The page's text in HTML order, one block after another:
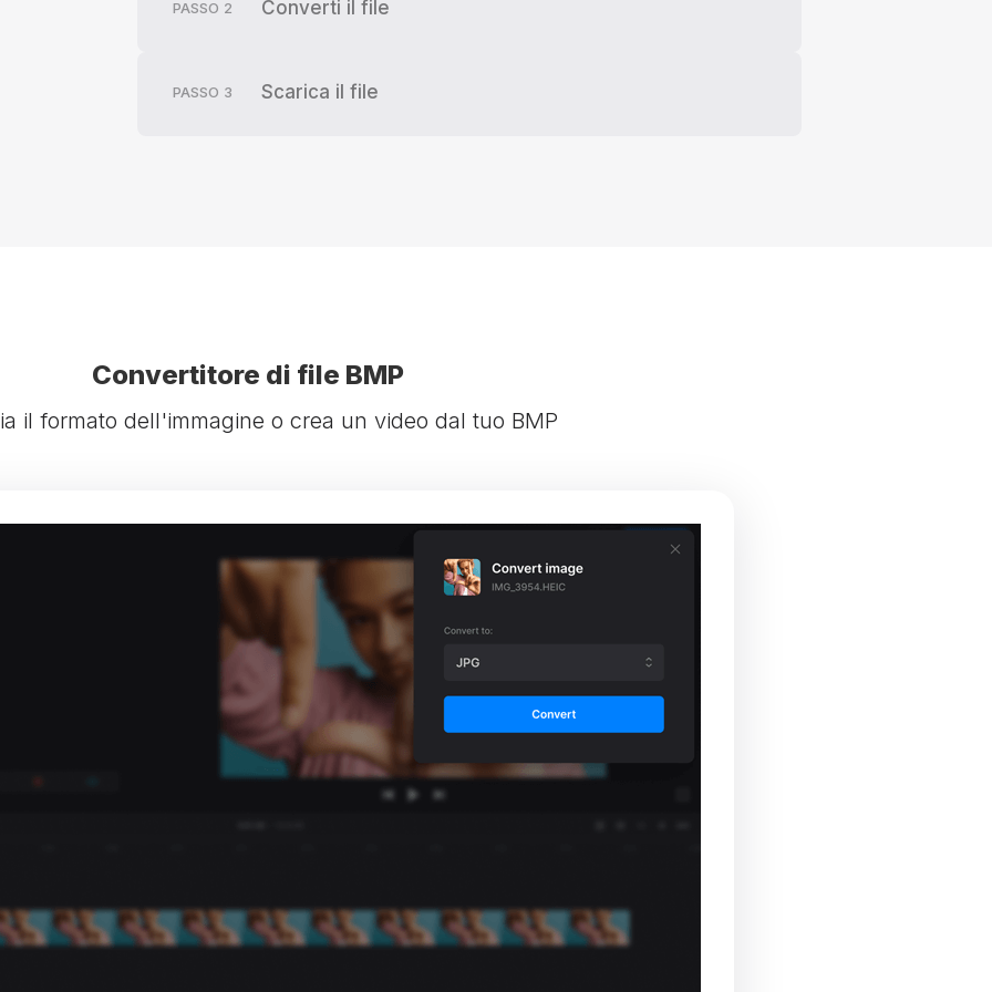
PASSO 2 Converti il file
PASSO 3 Scarica il file
Convertitore di file BMP
il formato dell'immagine o crea un video dal tuo BMP